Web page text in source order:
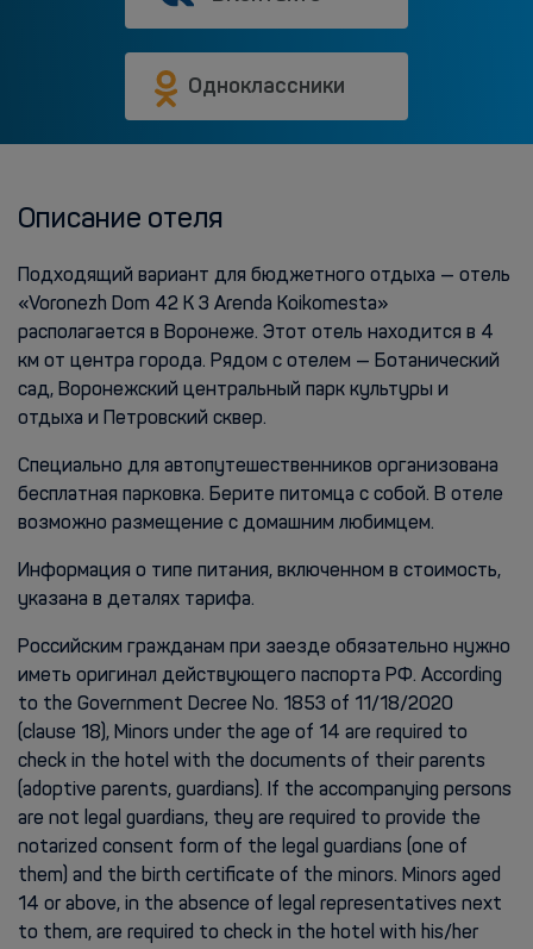
Одноклассники
Описание отеля
Подходящий вариант для бюджетного отдыха — отель
«Voronezh Dom 42 K 3 Arenda Koikomesta»
располагается в Воронеже. Этот отель находится в 4
км от центра города. Рядом с отелем — Ботанический
сад, Воронежский центральный парк культуры и
отдыха и Петровский сквер.
Специально для автопутешественников организована
бесплатная парковка. Берите питомца с собой. В отеле
возможно размещение с домашним любимцем.
Информация о типе питания, включенном в стоимость,
указана в деталях тарифа.
Российским гражданам при заезде обязательно нужно
иметь оригинал действующего паспорта РФ. According
to the Government Decree No. 1853 of 11/18/2020
(clause 18), Minors under the age of 14 are required to
check in the hotel with the documents of their parents
(adoptive parents, guardians). If the accompanying persons
are not legal guardians, they are required to provide the
notarized consent form of the legal guardians (one of
them) and the birth certificate of the minors. Minors aged
14 or above, in the absence of legal representatives next
to them, are required to check in the hotel with his/her